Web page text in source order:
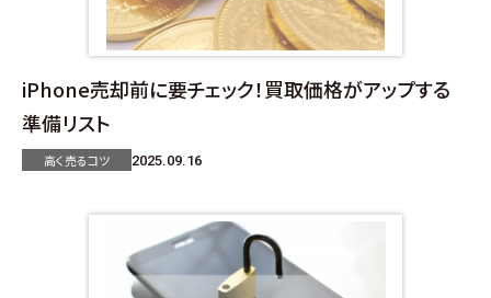
iPhone売却前に要チェック！買取価格がアップする
準備リスト
高く売るコツ 2025.09.16